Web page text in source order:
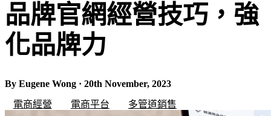
品牌官網經營技巧，強
化品牌力
By Eugene Wong · 20th November, 2023
電商經營
電商平台 多管道銷售